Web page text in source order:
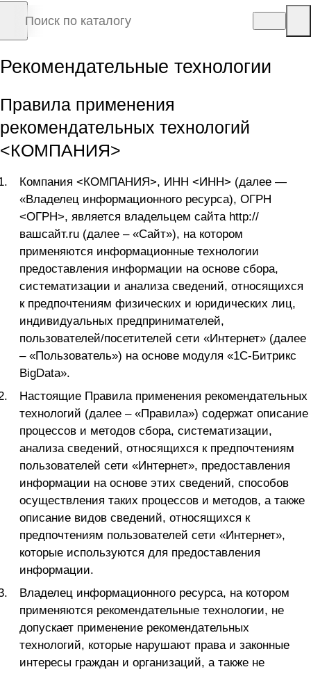
Рекомендательные технологии
Правила применения
рекомендательных технологий
<КОМПАНИЯ>
Компания <КОМПАНИЯ>, ИНН <ИНН> (далее —
«Владелец информационного ресурса), ОГРН
<ОГРН>, является владельцем сайта http://
вашсайт.ru (далее – «Сайт»), на котором
применяются информационные технологии
предоставления информации на основе сбора,
систематизации и анализа сведений, относящихся
к предпочтениям физических и юридических лиц,
индивидуальных предпринимателей,
пользователей/посетителей сети «Интернет» (далее
– «Пользователь») на основе модуля «1C-Битрикс
BigData».
Настоящие Правила применения рекомендательных
технологий (далее – «Правила») содержат описание
процессов и методов сбора, систематизации,
анализа сведений, относящихся к предпочтениям
пользователей сети «Интернет», предоставления
информации на основе этих сведений, способов
осуществления таких процессов и методов, а также
описание видов сведений, относящихся к
предпочтениям пользователей сети «Интернет»,
которые используются для предоставления
информации.
Владелец информационного ресурса, на котором
применяются рекомендательные технологии, не
допускает применение рекомендательных
технологий, которые нарушают права и законные
интересы граждан и организаций, а также не